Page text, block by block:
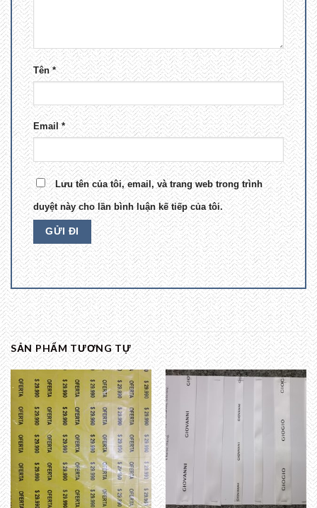
Tên*
Email*
Lưu tên của tôi, email, và trang web trong trình
duyệt này cho lần bình luận kế tiếp của tôi.
SẢN PHẨM TƯƠNG TỰ